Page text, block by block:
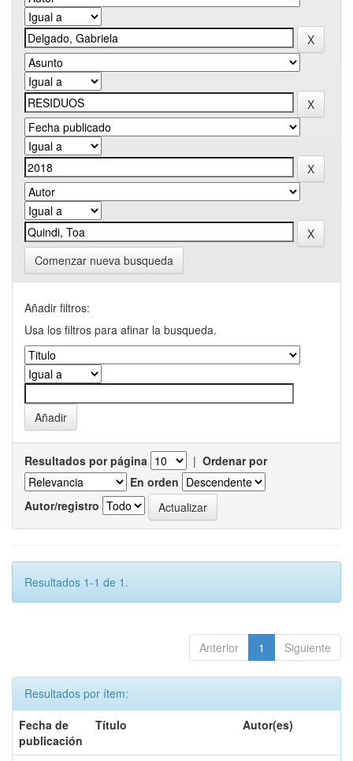
Comenzar nueva busqueda
Añadir filtros:
Usa los filtros para afinar la busqueda.
Resultados por página | Ordenar por
En orden
Autor/registro
Resultados 1-1 de 1.
Anterior 1 Siguiente
Resultados por ítem:
Fecha de
publicación
Título Autor(es)